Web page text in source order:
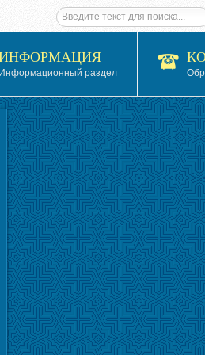
Информационный раздел